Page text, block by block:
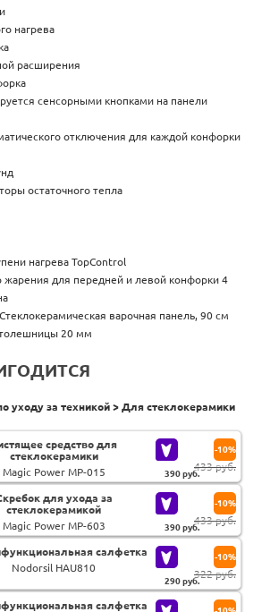
нагрева
расширения
сенсорными кнопками на панели
отключения для каждой конфорки
остаточного тепла
нагрева TopControl
жарения для передней и левой конфорки 4
варочная панель, 90 см
20 мм
уходу за техникой > Для стеклокерамики
средство для
стеклокерамики
Magic Power MP-015
390руб.
433 руб.
-10%
для ухода за
стеклокерамикой
Magic Power MP-603
390руб.
433 руб.
-10%
салфетка
Nodorsil HAU810
290руб.
322 руб.
-10%
салфетка